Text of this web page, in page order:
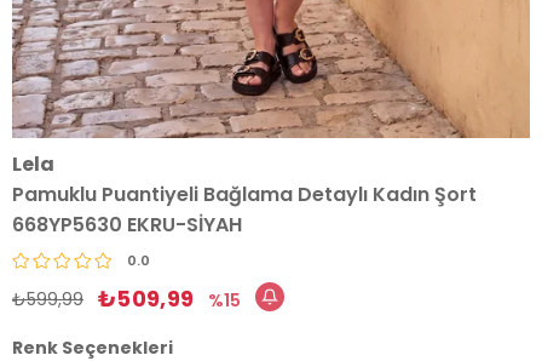
Lela
Pamuklu Puantiyeli Bağlama Detaylı Kadın Şort
668YP5630 EKRU-SİYAH
0.0
₺599,99 ₺509,99
15
Renk Seçenekleri